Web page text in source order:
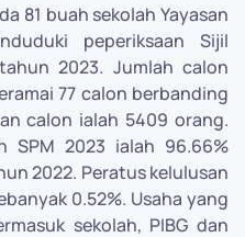
81 buah sekolah Yayasan
peperiksaan Sijil
2023. Jumlah calon
77 calon berbanding
calon ialah 5409 orang.
SPM 2023 ialah 96.66%
2022. Peratus kelulusan
0.52%. Usaha yang
sekolah, PIBG dan